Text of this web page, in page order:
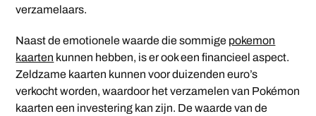
verzamelaars.
Naast de emotionele waarde die sommige pokemon
kaarten kunnen hebben, is er ook een financieel aspect.
Zeldzame kaarten kunnen voor duizenden euro’s
verkocht worden, waardoor het verzamelen van Pokémon
kaarten een investering kan zijn. De waarde van de